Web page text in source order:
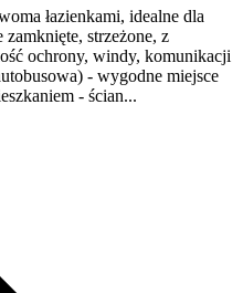
łazienkami, idealne dla
strzeżone, z
ochrony, windy, komunikacji
- wygodne miejsce
- ścian...